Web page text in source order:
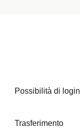
Possibilità di login
Trasferimento